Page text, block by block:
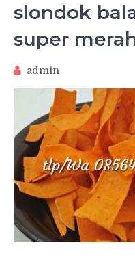
slondok
super
admin